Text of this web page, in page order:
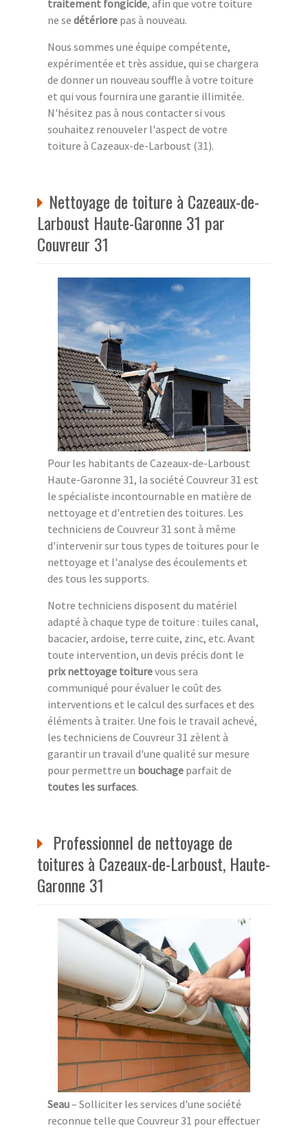
traitement fongicide, afin que votre toiture
ne se détériore pas à nouveau.
Nous sommes une équipe compétente,
expérimentée et très assidue, qui se chargera
de donner un nouveau souffle à votre toiture
et qui vous fournira une garantie illimitée.
N'hésitez pas à nous contacter si vous
souhaitez renouveler l'aspect de votre
toiture à Cazeaux-de-Larboust (31).
Nettoyage de toiture à Cazeaux-de-
Larboust Haute-Garonne 31 par
Couvreur 31
Pour les habitants de Cazeaux-de-Larboust
Haute-Garonne 31, la société Couvreur 31 est
le spécialiste incontournable en matière de
nettoyage et d'entretien des toitures. Les
techniciens de Couvreur 31 sont à même
d'intervenir sur tous types de toitures pour le
nettoyage et l'analyse des écoulements et
des tous les supports.
Notre techniciens disposent du matériel
adapté à chaque type de toiture : tuiles canal,
bacacier, ardoise, terre cuite, zinc, etc. Avant
toute intervention, un devis précis dont le
prix nettoyage toiturevous sera
communiqué pour évaluer le coût des
interventions et le calcul des surfaces et des
éléments à traiter. Une fois le travail achevé,
les techniciens de Couvreur 31 zèlent à
garantir un travail d'une qualité sur mesure
pour permettre un bouchage parfait de
toutes les surfaces.
Professionnel de nettoyage de
toitures à Cazeaux-de-Larboust, Haute-
Garonne 31
Seau– Solliciter les services d'une société
reconnue telle que Couvreur 31 pour effectuer